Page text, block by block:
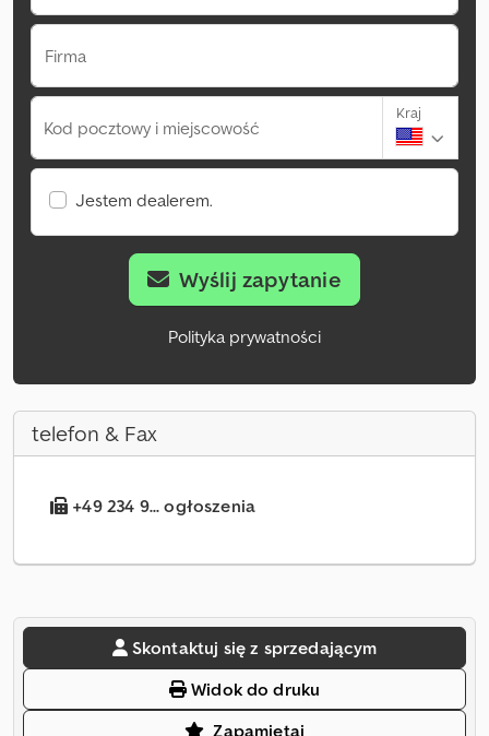
Firma
Kod pocztowy i miejscowość
Kraj
Jestem dealerem.
Wyślij zapytanie
Polityka prywatności
telefon & Fax
+49 234 9... ogłoszenia
Skontaktuj się z sprzedającym
Widok do druku
Zapamiętaj